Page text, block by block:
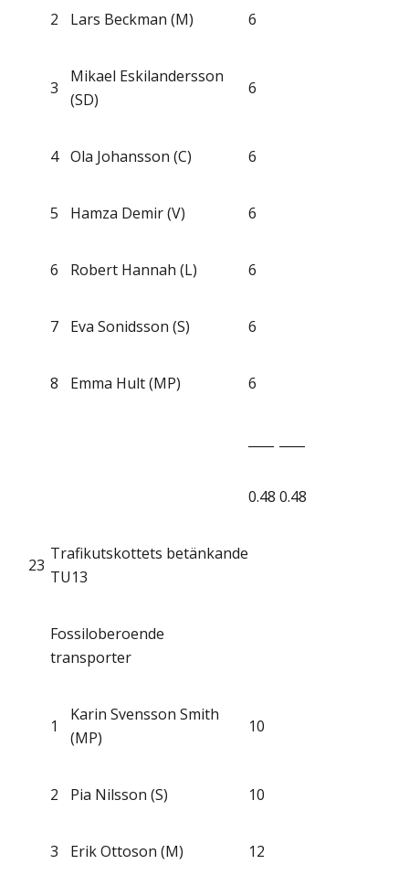
2 Lars Beckman (M) 6
3
Mikael Eskilandersson
(SD)
6
4 Ola Johansson (C) 6
5 Hamza Demir (V) 6
6 Robert Hannah (L) 6
7 Eva Sonidsson (S) 6
8 Emma Hult (MP) 6
0.48 0.48
23
Trafikutskottets betänkande
TU13
Fossiloberoende
transporter
1
Karin Svensson Smith
(MP)
10
2 Pia Nilsson (S) 10
3 Erik Ottoson (M) 12